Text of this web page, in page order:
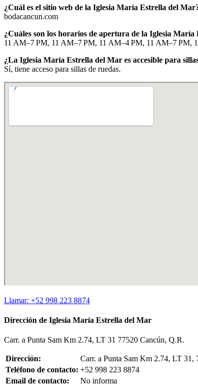
¿Cuál es el sitio web de la Iglesia María Estrella del
bodacancun.com
¿Cuáles son los horarios de apertura de la Iglesia
11 AM–7 PM, 11 AM–7 PM, 11 AM–4 PM, 11 AM–7 PM,
¿La Iglesia María Estrella del Mar es accesible para
Sí, tiene acceso para sillas de ruedas.
Llamar: +52 998 223 8874
Dirección de Iglesia María Estrella del Mar
Carr. a Punta Sam Km 2.74, LT 31 77520 Cancún, Q.R.
Dirección:
Carr. a Punta Sam Km 2.74, LT
Teléfono de contacto: +52 998 223 8874
Email de contacto:
No informa